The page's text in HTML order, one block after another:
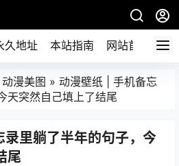
久地址 本站指南 网站首页
动漫美图 » 动漫壁纸 | 手机备忘
天突然自己填上了结尾
里躺了半年的句子，今
尾